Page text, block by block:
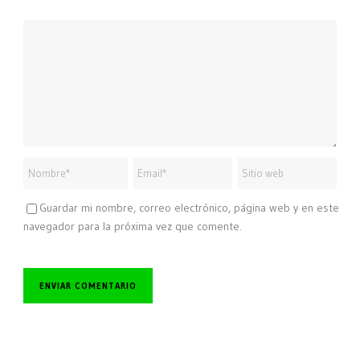
Guardar mi nombre, correo electrónico, página web y en este
navegador para la próxima vez que comente.